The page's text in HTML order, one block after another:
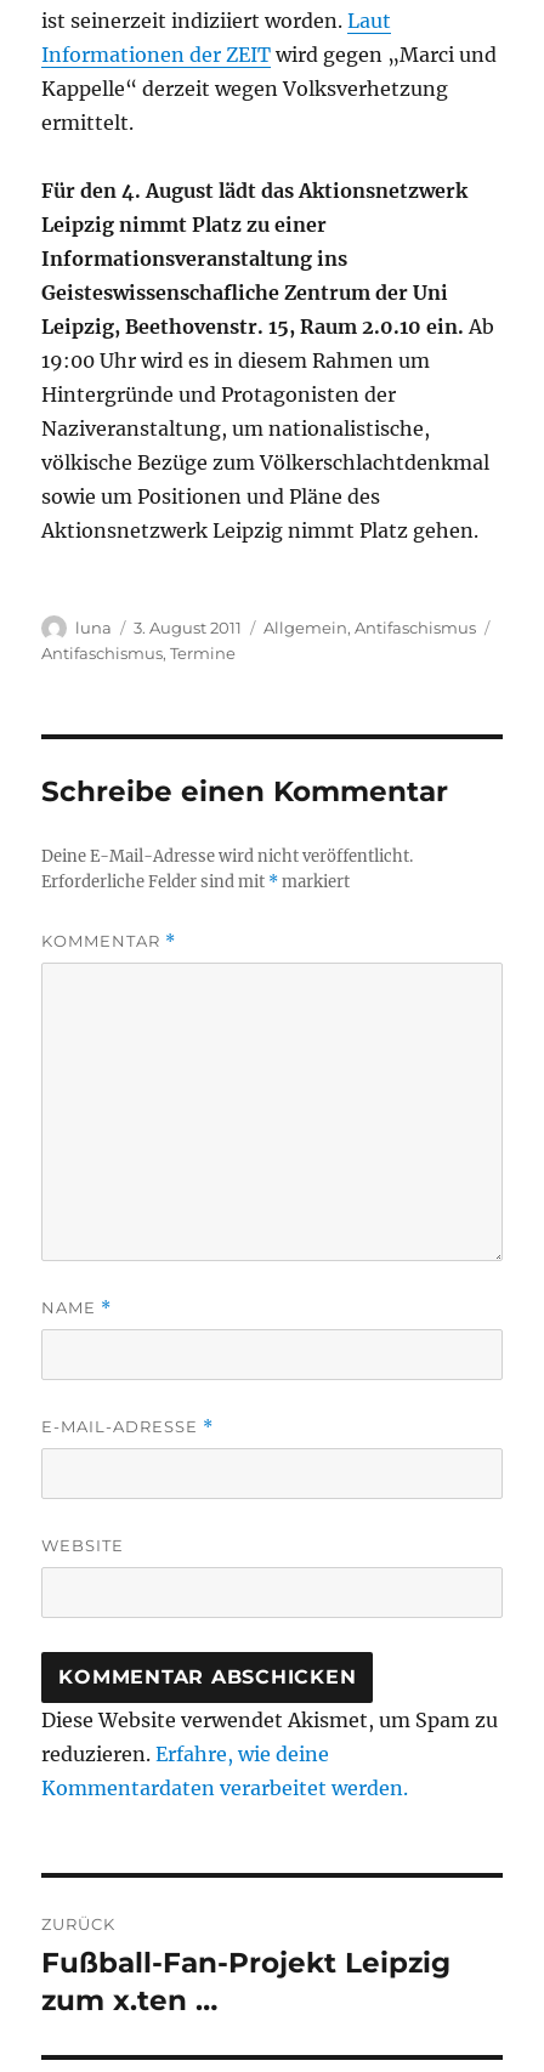
ist seinerzeit indiziiert worden.Laut
Informationen der ZEIT wird gegen „Marci und
Kappelle“ derzeit wegen Volksverhetzung
ermittelt.
Für den 4. August lädt das Aktionsnetzwerk
Leipzig nimmt Platz zu einer
Informationsveranstaltung ins
Geisteswissenschafliche Zentrum der Uni
Leipzig, Beethovenstr. 15, Raum 2.0.10 ein. Ab
19:00 Uhr wird es in diesem Rahmen um
Hintergründe und Protagonisten der
Naziveranstaltung, um nationalistische,
völkische Bezüge zum Völkerschlachtdenkmal
sowie um Positionen und Pläne des
Aktionsnetzwerk Leipzig nimmt Platz gehen.
Autor
luna
Veröffentlicht
am
3. August 2011 Kategorien
Allgemein,Antifaschismus
Antifaschismus,Termine
Schreibe einen Kommentar
Deine E-Mail-Adresse wird nicht veröffentlicht.
Erforderliche Felder sind mit *markiert
KOMMENTAR *
NAME *
E-MAIL-ADRESSE *
WEBSITE
Diese Website verwendet Akismet, um Spam zu
reduzieren.Erfahre, wie deine
Kommentardaten verarbeitet werden.
ZURÜCK
Vorheriger
Beitrag:
Fußball-Fan-Projekt Leipzig
zum x.ten …